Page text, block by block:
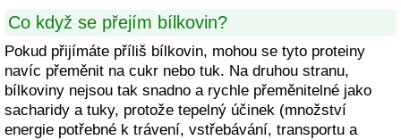
Co když se přejím bílkovin?
Pokud přijímáte příliš bílkovin, mohou se tyto proteiny
navíc přeměnit na cukr nebo tuk. Na druhou stranu,
bílkoviny nejsou tak snadno a rychle přeměnitelné jako
sacharidy a tuky, protože tepelný účinek (množství
energie potřebné k trávení, vstřebávání, transportu a